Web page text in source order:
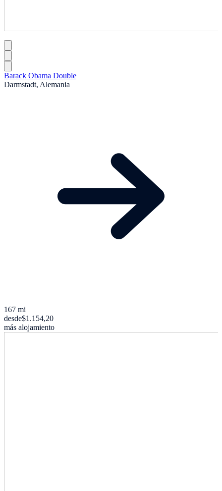
Barack Obama Double
Darmstadt, Alemania
167 mi
desde$1.154,20
más alojamiento